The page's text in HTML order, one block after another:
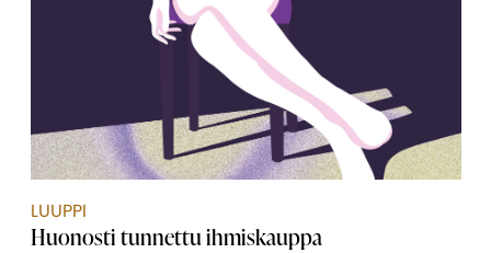
LUUPPI
Huonosti tunnettu ihmiskauppa